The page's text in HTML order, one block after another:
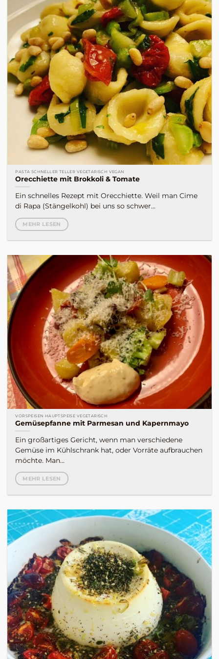
PASTA SCHNELLER TELLER VEGETARISCH VEGAN
Orecchiette mit Brokkoli & Tomate
Ein schnelles Rezept mit Orecchiette. Weil man Cime
di Rapa (Stängelkohl) bei uns so schwer...
MEHR LESEN
VORSPEISEN HAUPTSPEISE VEGETARISCH
Gemüsepfanne mit Parmesan und Kapernmayo
Ein großartiges Gericht, wenn man verschiedene
Gemüse im Kühlschrank hat, oder Vorräte aufbrauchen
möchte. Man...
MEHR LESEN